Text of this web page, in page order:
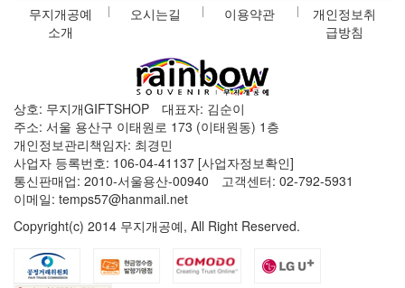
무지개공예
소개
오시는길 이용약관
개인정보취
급방침
상호: 무지개GIFTSHOP
대표자: 김순이
주소: 서울 용산구 이태원로 173 (이태원동) 1층
개인정보관리책임자: 최경민
사업자 등록번호: 106-04-41137 [사업자정보확인]
통신판매업: 2010-서울용산-00940
고객센터: 02-792-5931
이메일: temps57@hanmail.net
Copyright(c) 2014 무지개공예, All Right Reserved.